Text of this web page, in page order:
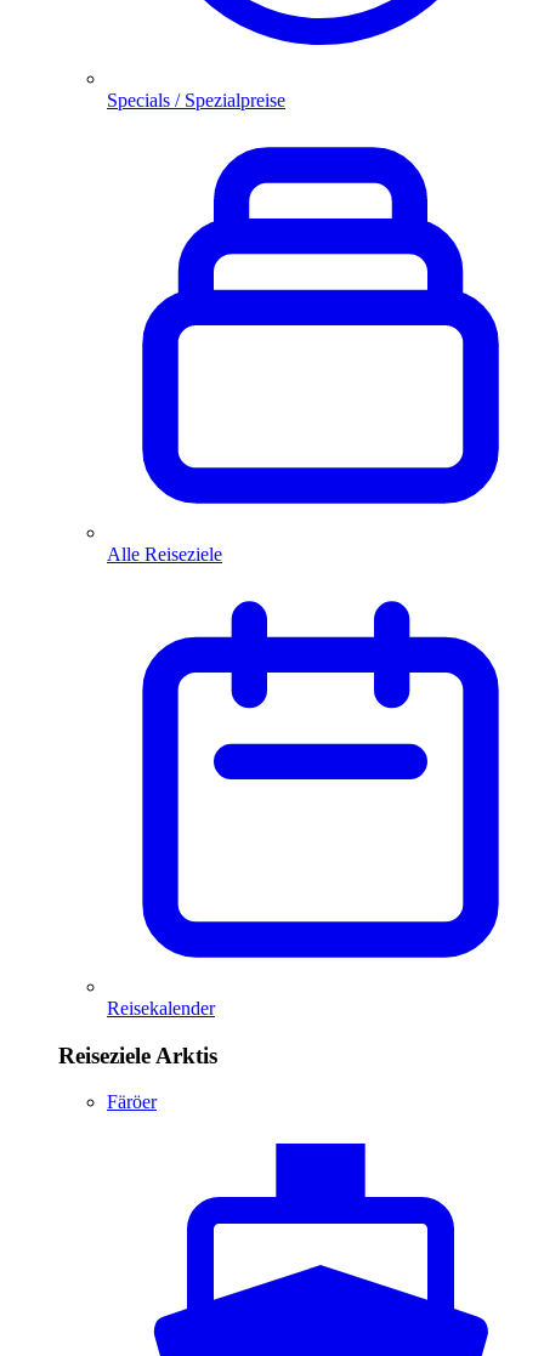
Specials / Spezialpreise
Alle Reiseziele
Reisekalender
Reiseziele Arktis
Färöer